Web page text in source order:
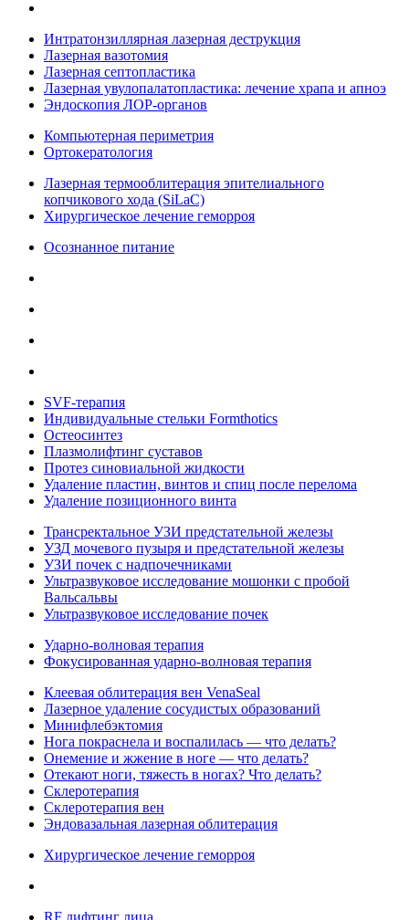
Интратонзиллярная лазерная деструкция
Лазерная вазотомия
Лазерная септопластика
Лазерная увулопалатопластика: лечение храпа и апноэ
Эндоскопия ЛОР-органов
Компьютерная периметрия
Ортокератология
Лазерная термооблитерация эпителиального
копчикового хода (SiLaC)
Хирургическое лечение геморроя
Осознанное питание
SVF-терапия
Индивидуальные стельки Formthotics
Остеосинтез
Плазмолифтинг суставов
Протез синовиальной жидкости
Удаление пластин, винтов и спиц после перелома
Удаление позиционного винта
Трансректальное УЗИ предстательной железы
УЗД мочевого пузыря и предстательной железы
УЗИ почек с надпочечниками
Ультразвуковое исследование мошонки с пробой
Вальсальвы
Ультразвуковое исследование почек
Ударно-волновая терапия
Фокусированная ударно-волновая терапия
Клеевая облитерация вен VenaSeal
Лазерное удаление сосудистых образований
Минифлебэктомия
Нога покраснела и воспалилась — что делать?
Онемение и жжение в ноге — что делать?
Отекают ноги, тяжесть в ногах? Что делать?
Склеротерапия
Склеротерапия вен
Эндовазальная лазерная облитерация
Хирургическое лечение геморроя
RF лифтинг лица